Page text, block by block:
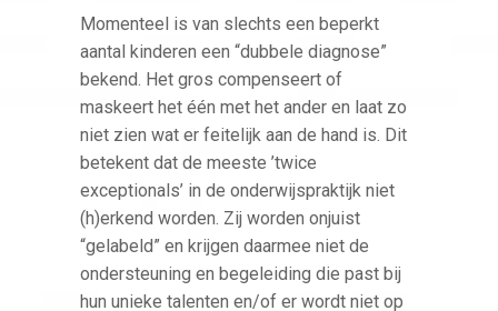
Momenteel is van slechts een beperkt
aantal kinderen een “dubbele diagnose”
bekend. Het gros compenseert of
maskeert het één met het ander en laat zo
niet zien wat er feitelijk aan de hand is. Dit
betekent dat de meeste ’twice
exceptionals’ in de onderwijspraktijk niet
(h)erkend worden. Zij worden onjuist
“gelabeld” en krijgen daarmee niet de
ondersteuning en begeleiding die past bij
hun unieke talenten en/of er wordt niet op